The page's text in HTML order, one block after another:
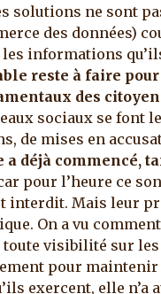
solutions ne sont
des données)
informations
reste à faire
des
sociaux se font
de mises en
déjà commencé,
pour l’heure ce
interdit. Mais leur
On a vu
visibilité sur
pour maintenir
exercent, elle